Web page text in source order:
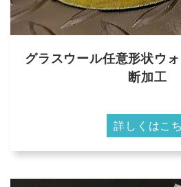
グラスウール任意形状ウ
断加工
詳しくはこ